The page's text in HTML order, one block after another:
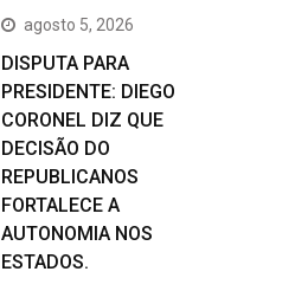
agosto 5, 2026
DISPUTA PARA
PRESIDENTE: DIEGO
CORONEL DIZ QUE
DECISÃO DO
REPUBLICANOS
FORTALECE A
AUTONOMIA NOS
ESTADOS.